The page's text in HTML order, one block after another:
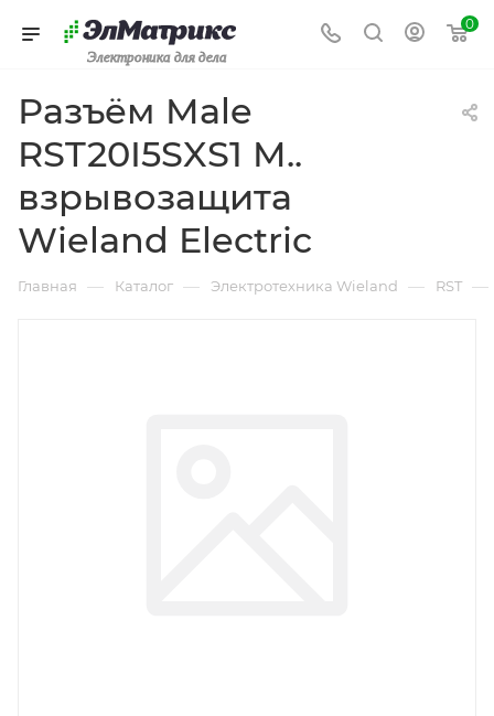
Электроника для дела
0
Разъём Male
RST20I5SXS1 M..
взрывозащита
Wieland Electric
Главная — Каталог — Электротехника Wieland — RST —